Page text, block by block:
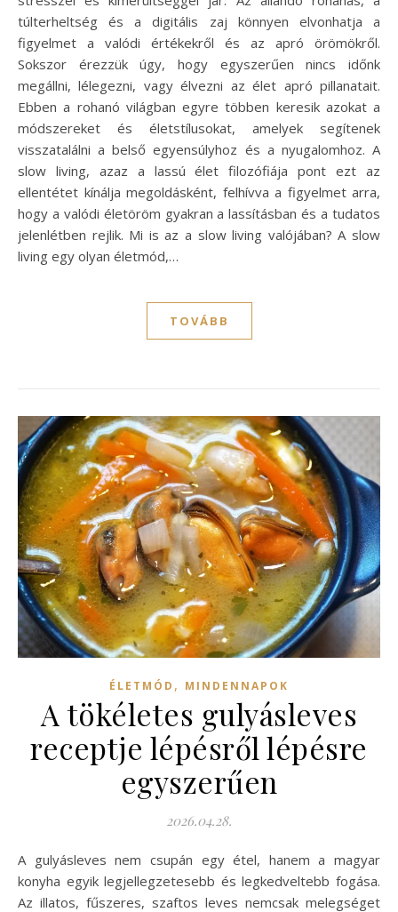
túlterheltség és a digitális zaj könnyen elvonhatja a
figyelmet a valódi értékekről és az apró örömökről.
Sokszor érezzük úgy, hogy egyszerűen nincs időnk
megállni, lélegezni, vagy élvezni az élet apró pillanatait.
Ebben a rohanó világban egyre többen keresik azokat a
módszereket és életstílusokat, amelyek segítenek
visszatalálni a belső egyensúlyhoz és a nyugalomhoz. A
slow living, azaz a lassú élet filozófiája pont ezt az
ellentétet kínálja megoldásként, felhívva a figyelmet arra,
hogy a valódi életöröm gyakran a lassításban és a tudatos
jelenlétben rejlik. Mi is az a slow living valójában? A slow
living egy olyan életmód,…
TOVÁBB
ÉLETMÓD , MINDENNAPOK
A tökéletes gulyásleves
receptje lépésről lépésre
egyszerűen
2026.04.28.
A gulyásleves nem csupán egy étel, hanem a magyar
konyha egyik legjellegzetesebb és legkedveltebb fogása.
Az illatos, fűszeres, szaftos leves nemcsak melegséget